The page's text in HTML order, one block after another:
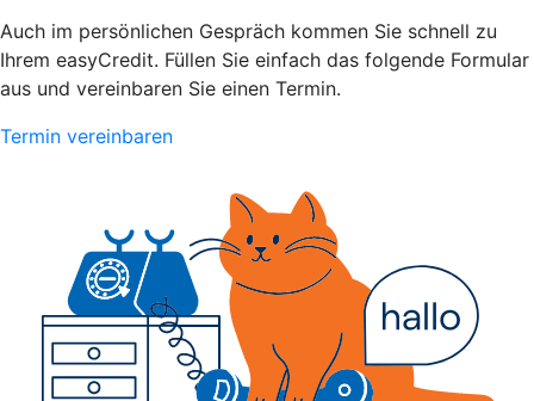
Auch im persönlichen Gespräch kommen Sie schnell zu
Ihrem easyCredit. Füllen Sie einfach das folgende Formular
aus und vereinbaren Sie einen Termin.
Termin vereinbaren